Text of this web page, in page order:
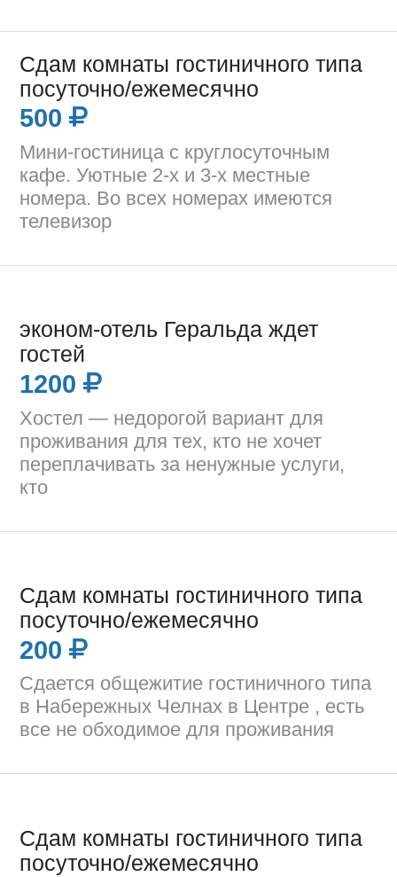
Сдам комнаты гостиничного типа
посуточно/ежемесячно
500
Мини-гостиница с круглосуточным
кафе. Уютные 2-х и 3-х местные
номера. Во всех номерах имеются
телевизор
эконом-отель Геральда ждет
гостей
1200
Хостел — недорогой вариант для
проживания для тех, кто не хочет
переплачивать за ненужные услуги,
кто
Сдам комнаты гостиничного типа
посуточно/ежемесячно
200
Сдается общежитие гостиничного типа
в Набережных Челнах в Центре , есть
все не обходимое для проживания
Сдам комнаты гостиничного типа
посуточно/ежемесячно